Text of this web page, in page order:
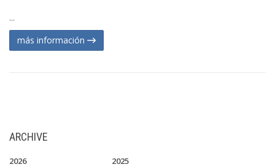
...
más información
ARCHIVE
2026 2025